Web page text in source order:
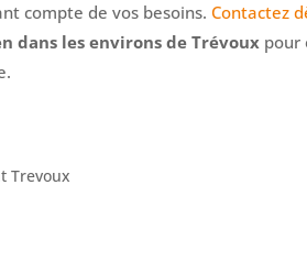
compte de vos besoins. Contactez
dans les environs de Trévoux pour